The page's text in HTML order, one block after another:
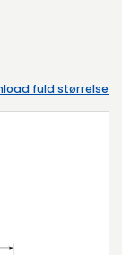
fuld størrelse